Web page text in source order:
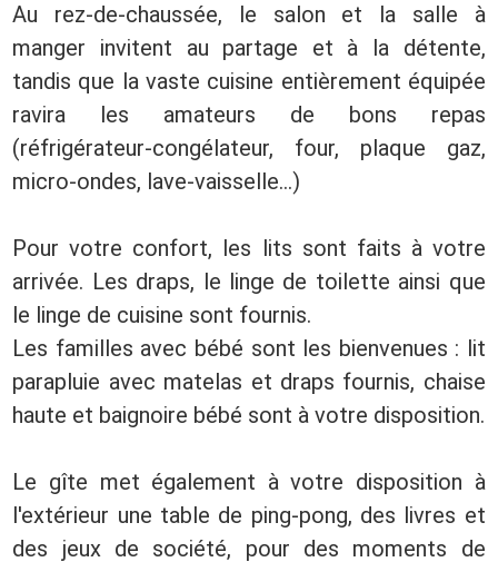
Au rez-de-chaussée, le salon et la salle à
manger invitent au partage et à la détente,
tandis que la vaste cuisine entièrement équipée
ravira les amateurs de bons repas
(réfrigérateur-congélateur, four, plaque gaz,
micro-ondes, lave-vaisselle...)
Pour votre confort, les lits sont faits à votre
arrivée. Les draps, le linge de toilette ainsi que
le linge de cuisine sont fournis.
Les familles avec bébé sont les bienvenues : lit
parapluie avec matelas et draps fournis, chaise
haute et baignoire bébé sont à votre disposition.
Le gîte met également à votre disposition à
l'extérieur une table de ping-pong, des livres et
des jeux de société, pour des moments de